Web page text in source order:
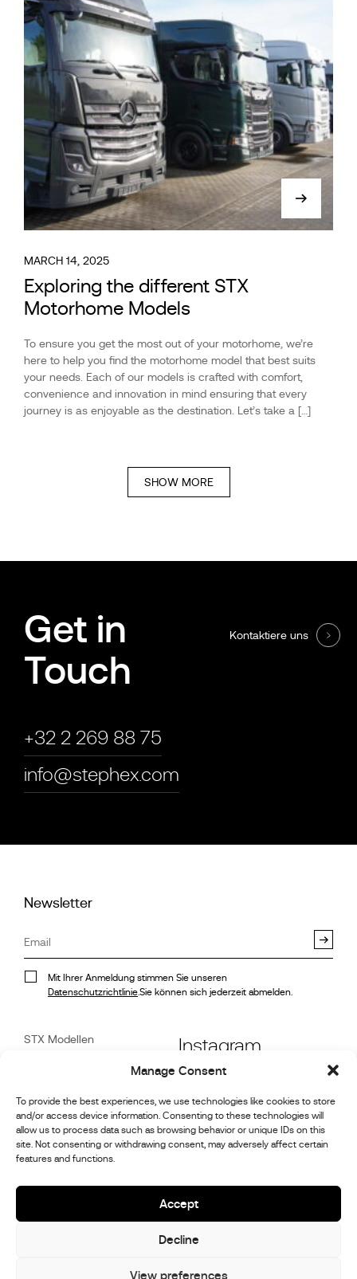
Manage Consent
To provide the best experiences, we use technologies like cookies to store
and/or access device information. Consenting to these technologies will
allow us to process data such as browsing behavior or unique IDs on this
site. Not consenting or withdrawing consent, may adversely affect certain
features and functions.
Accept
Decline
View preferences
MARCH 14, 2025
Exploring the different STX
Motorhome Models
To ensure you get the most out of your motorhome, we’re
here to help you find the motorhome model that best suits
your needs. Each of our models is crafted with comfort,
convenience and innovation in mind ensuring that every
journey is as enjoyable as the destination. Let’s take a […]
SHOW MORE
Get in
Touch
+32 2 269 88 75
info@stephex.com
Kontaktiere uns
Newsletter
Mit Ihrer Anmeldung stimmen Sie unseren
Datenschutzrichtlinie.Sie können sich jederzeit abmelden.
STX Modellen
Motorsport-Galerie
Nachrichten
KundenService
Über uns
Get in Touch
Instagram
Linkedin
Stephex Group